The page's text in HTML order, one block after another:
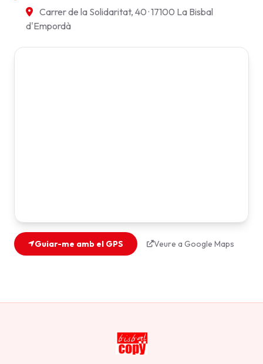
Carrer de la Solidaritat, 40 · 17100 La Bisbal
d'Empordà
Guiar-me amb el GPS Veure a Google Maps